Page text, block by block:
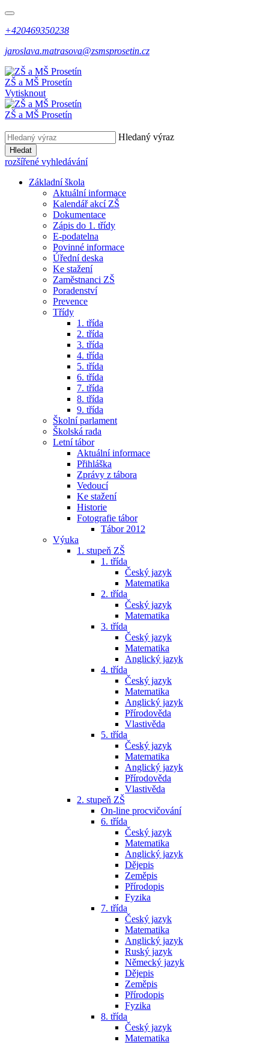
+420469350238
jaroslava.matrasova@zsmsprosetin.cz
ZŠ a MŠ Prosetín
Vytisknout
ZŠ a MŠ Prosetín
Hledaný výraz
Hledat
rozšířené vyhledávání
Základní škola
Aktuální informace
Kalendář akcí ZŠ
Dokumentace
Zápis do 1. třídy
E-podatelna
Povinné informace
Úřední deska
Ke stažení
Zaměstnanci ZŠ
Poradenství
Prevence
Třídy
1. třída
2. třída
3. třída
4. třída
5. třída
6. třída
7. třída
8. třída
9. třída
Školní parlament
Školská rada
Letní tábor
Aktuální informace
Přihláška
Zprávy z tábora
Vedoucí
Ke stažení
Historie
Fotografie tábor
Tábor 2012
Výuka
1. stupeň ZŠ
1. třída
Český jazyk
Matematika
2. třída
Český jazyk
Matematika
3. třída
Český jazyk
Matematika
Anglický jazyk
4. třída
Český jazyk
Matematika
Anglický jazyk
Přírodověda
Vlastivěda
5. třída
Český jazyk
Matematika
Anglický jazyk
Přírodověda
Vlastivěda
2. stupeň ZŠ
On-line procvičování
6. třída
Český jazyk
Matematika
Anglický jazyk
Dějepis
Zeměpis
Přírodopis
Fyzika
7. třída
Český jazyk
Matematika
Anglický jazyk
Ruský jazyk
Německý jazyk
Dějepis
Zeměpis
Přírodopis
Fyzika
8. třída
Český jazyk
Matematika